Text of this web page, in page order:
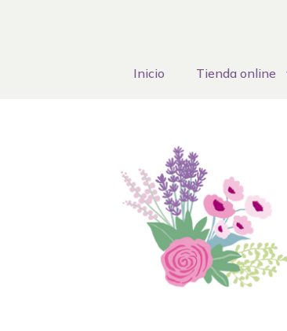
Inicio Tienda online